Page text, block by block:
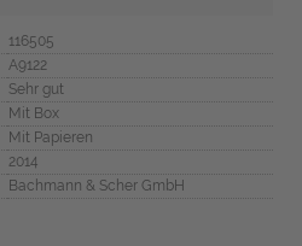
116505
A9122
Sehr gut
Mit Box
Mit Papieren
2014
Bachmann & Scher GmbH